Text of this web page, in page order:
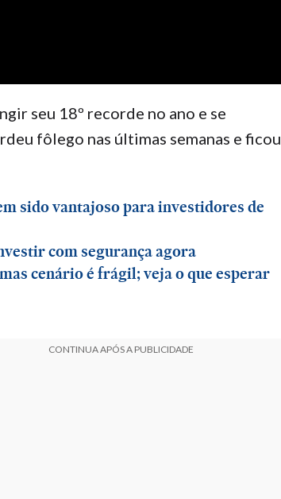
seu 18º recorde no ano e se
fôlego nas últimas semanas e ficou
sido vantajoso para investidores de
com segurança agora
cenário é frágil; veja o que esperar
CONTINUA APÓS A PUBLICIDADE